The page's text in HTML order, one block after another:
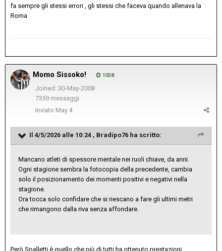
fa sempre gli stessi errori , gli stessi che faceva quando allenava la
Roma
Momo Sissoko! 1058
Joined: 30-May-2008
7359 messaggi
Inviato May 4
Il 4/5/2026 alle 10:24 , Bradipo76 ha scritto:
Mancano atleti di spessore mentale nei ruoli chiave, da anni.
Ogni stagione sembra la fotocopia della precedente, cambia
solo il posizionamento dei momenti positivi e negativi nella
stagione.
Ora tocca solo confidare che si riescano a fare gli ultimi metri
che rimangono dalla riva senza affondare.
Però Spalletti è quello che più di tutti ha ottenuto prestazioni